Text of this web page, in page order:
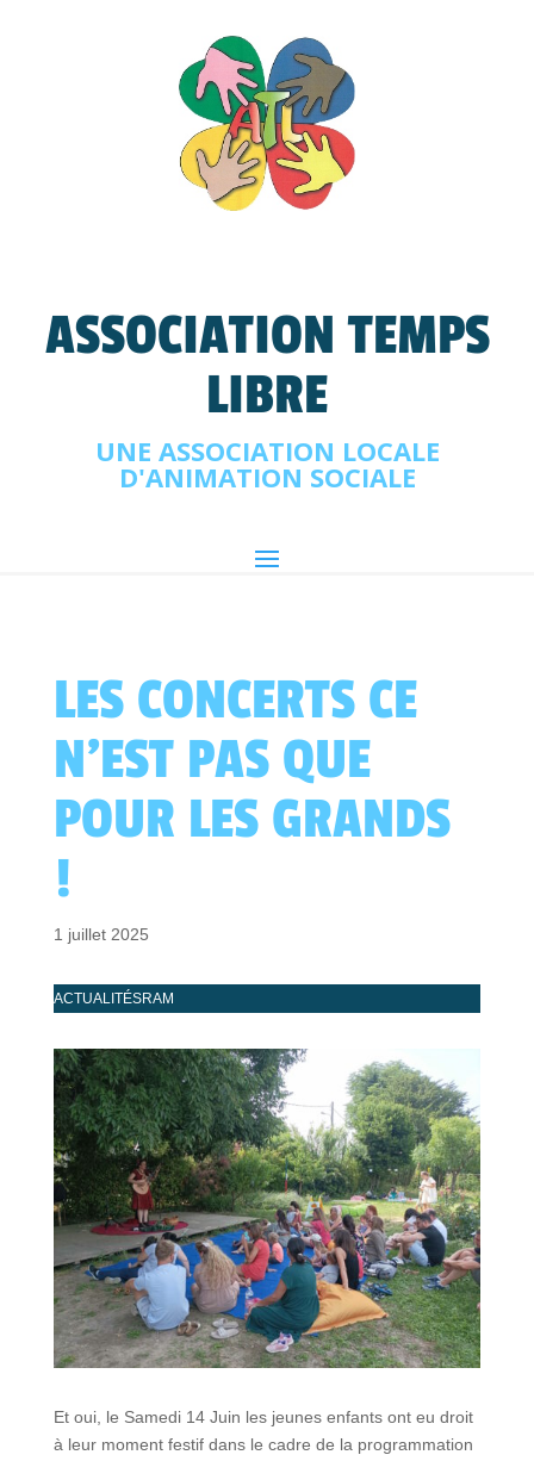
ASSOCIATION TEMPS
LIBRE
UNE ASSOCIATION LOCALE
D'ANIMATION SOCIALE
LES CONCERTS CE
N’EST PAS QUE
POUR LES GRANDS
!
1 juillet 2025
ACTUALITÉSRAM
Et oui, le Samedi 14 Juin les jeunes enfants ont eu droit
à leur moment festif dans le cadre de la programmation